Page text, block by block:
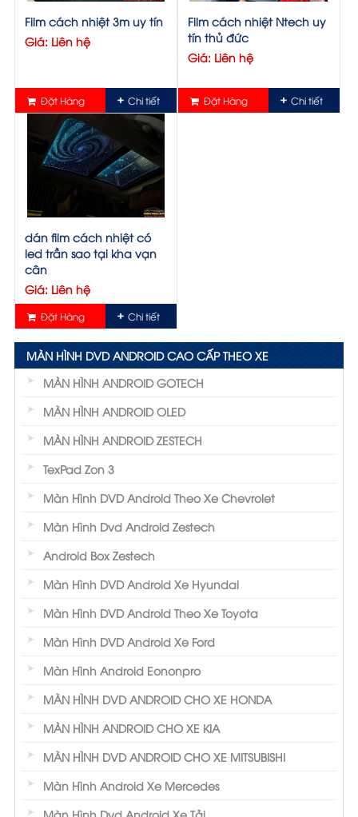
Film cách nhiệt 3m uy tín
Giá: Liên hệ
Đặt Hàng Chi tiết
Film cách nhiệt Ntech uy
tín thủ đức
Giá: Liên hệ
Đặt Hàng Chi tiết
dán film cách nhiệt có
led trần sao tại kha vạn
cân
Giá: Liên hệ
Đặt Hàng Chi tiết
MÀN HÌNH DVD ANDROID CAO CẤP THEO XE
MÀN HÌNH ANDROID GOTECH
MÀN HÌNH ANDROID OLED
MÀN HÌNH ANDROID ZESTECH
TexPad Zon 3
Màn Hình DVD Android Theo Xe Chevrolet
Màn Hình Dvd Android Zestech
Android Box Zestech
Màn Hình DVD Android Xe Hyundai
Màn Hình DVD Android Theo Xe Toyota
Màn Hình DVD Android Xe Ford
Màn Hình Android Eononpro
MÀN HÌNH DVD ANDROID CHO XE HONDA
MÀN HÌNH ANDROID CHO XE KIA
MÀN HÌNH DVD ANDROID CHO XE MITSUBISHI
Màn Hình Android Xe Mercedes